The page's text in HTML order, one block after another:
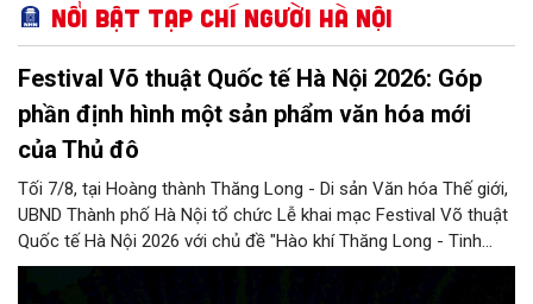
Nổi bật Tạp chí Người Hà Nội
Festival Võ thuật Quốc tế Hà Nội 2026: Góp
phần định hình một sản phẩm văn hóa mới
của Thủ đô
Tối 7/8, tại Hoàng thành Thăng Long - Di sản Văn hóa Thế giới,
UBND Thành phố Hà Nội tổ chức Lễ khai mạc Festival Võ thuật
Quốc tế Hà Nội 2026 với chủ đề "Hào khí Thăng Long - Tinh
hoa võ Việt". Lần đầu tiên được tổ chức, Festival đánh dấu